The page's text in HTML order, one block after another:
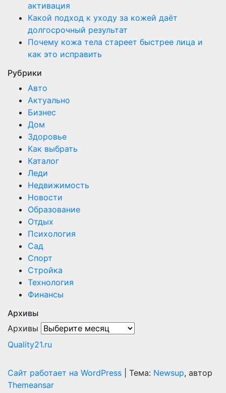
активация
Какой подход к уходу за кожей даёт
долгосрочный результат
Почему кожа тела стареет быстрее лица и
как это исправить
Рубрики
Авто
Актуально
Бизнес
Дом
Здоровье
Как выбрать
Каталог
Леди
Недвижимость
Новости
Образование
Отдых
Психология
Сад
Спорт
Стройка
Технология
Финансы
Архивы
Архивы
Quality21.ru
Сайт работает на WordPress Тема: Newsup, автор
Themeansar